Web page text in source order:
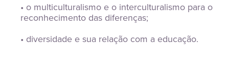
• o multiculturalismo e o interculturalismo para o
reconhecimento das diferenças;
• diversidade e sua relação com a educação.